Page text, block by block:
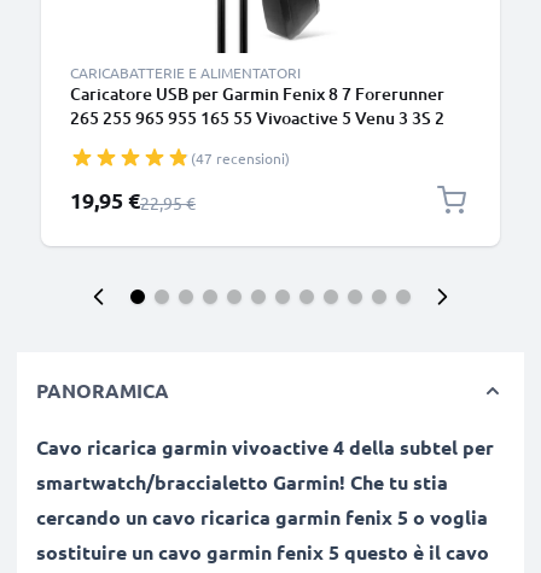
CARICABATTERIE E ALIMENTATORI
Caricatore USB per Garmin Fenix 8 7 Forerunner
265 255 965 955 165 55 Vivoactive 5 Venu 3 3S 2
Smartwatch Fitness Tracker 1A Connettore USB A
(47 recensioni)
Prezzo speciale
19,95 €Prezzo normale
22,95 €
PANORAMICA
Cavo ricarica garmin vivoactive 4 della subtel per
smartwatch/braccialetto Garmin! Che tu stia
cercando un cavo ricarica garmin fenix 5 o voglia
sostituire uncavo garmin fenix 5 questo è il cavo